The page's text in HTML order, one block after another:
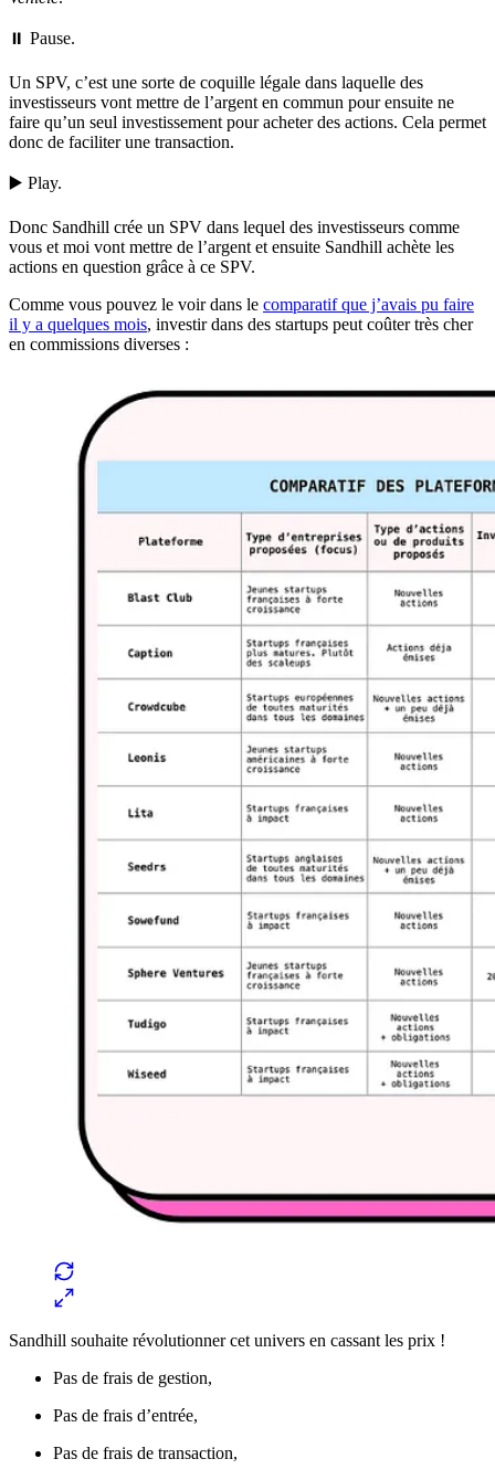
⏸️ Pause.
Un SPV, c’est une sorte de coquille légale dans laquelle des
investisseurs vont mettre de l’argent en commun pour ensuite ne
faire qu’un seul investissement pour acheter des actions. Cela permet
donc de faciliter une transaction.
▶️ Play.
Donc Sandhill crée un SPV dans lequel des investisseurs comme
vous et moi vont mettre de l’argent et ensuite Sandhill achète les
actions en question grâce à ce SPV.
Comme vous pouvez le voir dans le comparatif que j’avais pu faire
il y a quelques mois, investir dans des startups peut coûter très cher
en commissions diverses :
Sandhill souhaite révolutionner cet univers en cassant les prix !
Pas de frais de gestion,
Pas de frais d’entrée,
Pas de frais de transaction,